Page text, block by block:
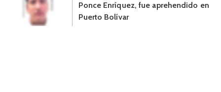
Ponce Enríquez, fue aprehendido en
Puerto Bolívar